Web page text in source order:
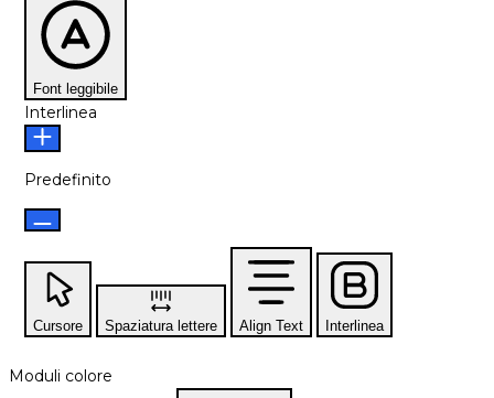
Font leggibile
Interlinea
Predefinito
Cursore Spaziatura lettere Align Text Interlinea
Moduli colore